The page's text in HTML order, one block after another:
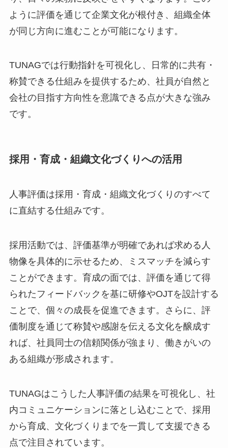
ように評価を通じて企業文化が根付き、組織全体
が同じ方向に進むことが可能になります。
TUNAGでは行動指針を可視化し、日常的に共有・
称賛できる仕組みを提供するため、社員が自然と
会社の目指す方向性を意識できる点が大きな強み
です。
採用・育成・組織文化づくりへの活用
人事評価は採用・育成・組織文化づくりのすべて
に直結する仕組みです。
採用活動では、評価基準が明確であれば求める人
物像を具体的に示せるため、ミスマッチを減らす
ことができます。育成の面では、評価を通じて得
られたフィードバックを基に研修やOJTを設計する
ことで、個々の成長を促進できます。さらに、評
価制度を通じて称賛や感謝を伝える文化を醸成す
れば、社員同士の信頼関係が強まり、働きがいの
ある組織が形成されます。
TUNAGはこうした人事評価の結果を可視化し、社
内コミュニケーションに落とし込むことで、採用
から育成、文化づくりまでを一貫して支援できる
点で注目されています。